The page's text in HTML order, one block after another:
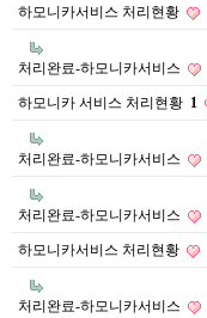
하모니카서비스 처리현황
처리완료-하모니카서비스
하모니카 서비스 처리현황 1
처리완료-하모니카서비스
처리완료-하모니카서비스
하모니카서비스 처리현황
처리완료-하모니카서비스